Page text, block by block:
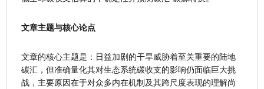
文章主题与核心论点
文章的核心主题是：日益加剧的干旱威胁着至关重要的陆地
碳汇，但准确量化其对生态系统碳收支的影响仍面临巨大挑
战，主要原因在于对众多内在机制及其跨尺度表现的理解尚